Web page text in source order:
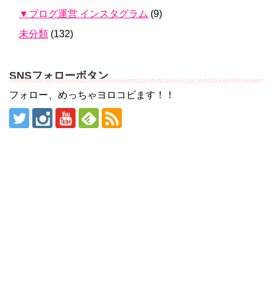
▼ブログ運営 インスタグラム (9)
未分類 (132)
SNSフォローボタン
フォロー、めっちゃヨロコビます！！